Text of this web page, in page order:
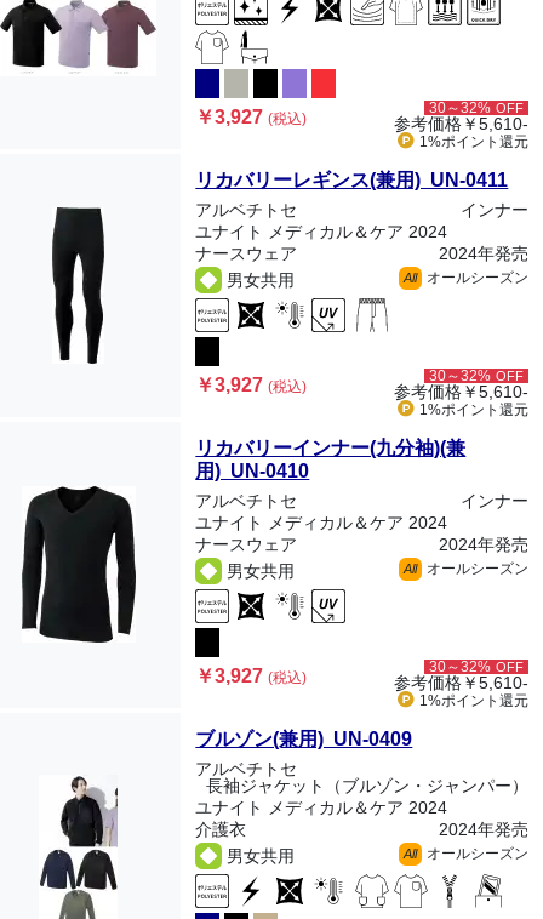
￥3,927(税込)
30～32% OFF
参考価格￥5,610-
1%ポイント 還元
リカバリーレギンス(兼用) UN-0411
アルベチトセ
インナー
ユナイト メディカル＆ケア 2024
ナースウェア
2024年発売
男女共用
All オールシーズン
￥3,927(税込)
30～32% OFF
参考価格￥5,610-
1%ポイント 還元
リカバリーインナー(九分袖)(兼
用) UN-0410
アルベチトセ
インナー
ユナイト メディカル＆ケア 2024
ナースウェア
2024年発売
男女共用
All オールシーズン
￥3,927(税込)
30～32% OFF
参考価格￥5,610-
1%ポイント 還元
ブルゾン(兼用) UN-0409
アルベチトセ
長袖ジャケット（ブルゾン・ジャンパー）
ユナイト メディカル＆ケア 2024
介護衣
2024年発売
男女共用
All オールシーズン